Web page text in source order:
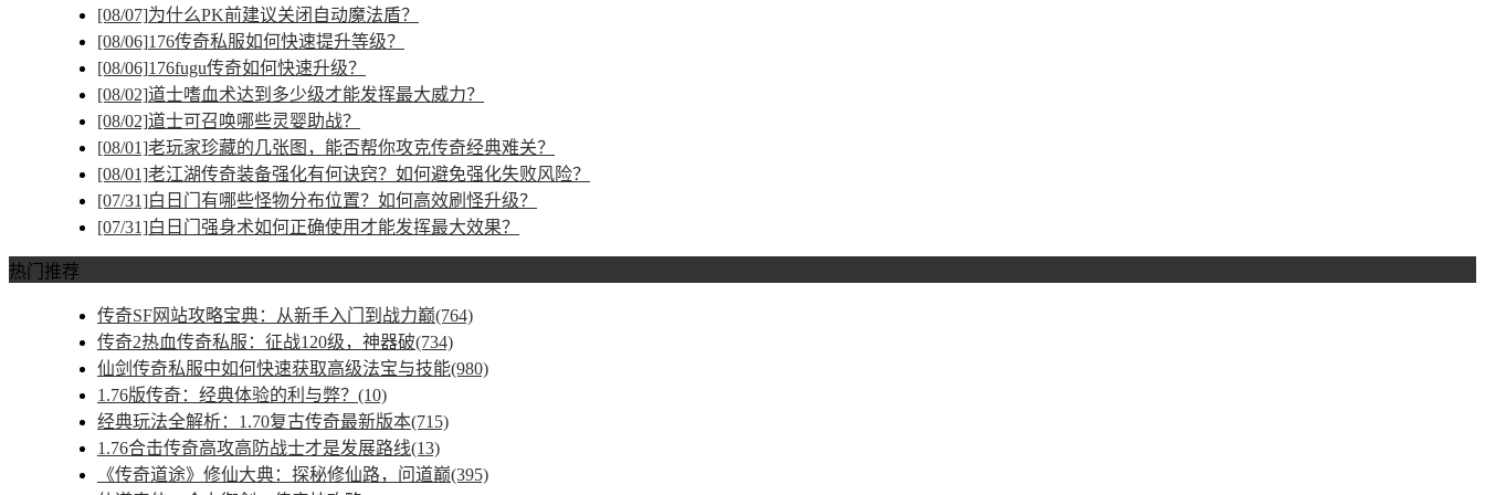
[08/07]为什么PK前建议关闭自动魔法盾？
[08/06]176传奇私服如何快速提升等级？
[08/06]176fugu传奇如何快速升级？
[08/02]道士嗜血术达到多少级才能发挥最大威力？
[08/02]道士可召唤哪些灵婴助战？
[08/01]老玩家珍藏的几张图，能否帮你攻克传奇经典难关？
[08/01]老江湖传奇装备强化有何诀窍？如何避免强化失败风险？
[07/31]白日门有哪些怪物分布位置？如何高效刷怪升级？
[07/31]白日门强身术如何正确使用才能发挥最大效果？
热门推荐
传奇SF网站攻略宝典：从新手入门到战力巅(764)
传奇2热血传奇私服：征战120级，神器破(734)
仙剑传奇私服中如何快速获取高级法宝与技能(980)
1.76版传奇：经典体验的利与弊？(10)
经典玩法全解析：1.70复古传奇最新版本(715)
1.76合击传奇高攻高防战士才是发展路线(13)
《传奇道途》修仙大典：探秘修仙路，问道巅(395)